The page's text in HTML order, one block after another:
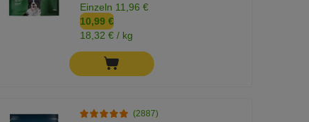
Einzeln 11,96 €
10,99 €
18,32 € / kg
(2887)